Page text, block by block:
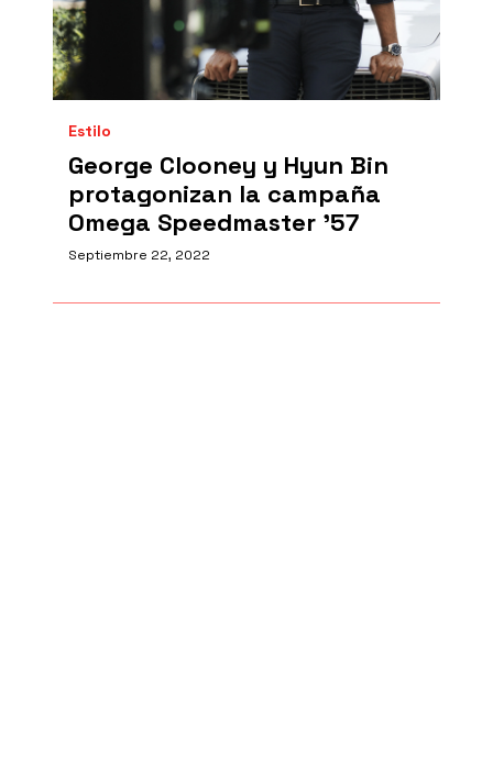
Estilo
George Clooney y Hyun Bin
protagonizan la campaña
Omega Speedmaster ’57
Septiembre 22, 2022